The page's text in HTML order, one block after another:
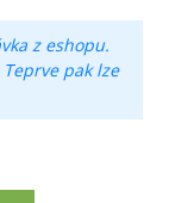
z eshopu.
pak lze